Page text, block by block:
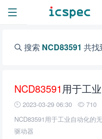
搜索 NCD83591 共找
NCD83591 用于工业自动化的
2023-03-29 06:30 710
NCD83591用于工业自动化的
驱动器